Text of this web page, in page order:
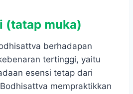
(tatap muka)
berhadapan
tertinggi, yaitu
esensi tetap dari
mempraktikkan